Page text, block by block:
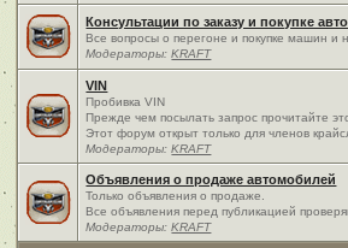
Консультации по заказу и покупке авто
Все вопросы о перегоне и покупке машин и
Модераторы:KRAFT
VIN
Пробивка VIN
Прежде чем посылать запрос прочитайте
Этот форум открыт только для членов
Модераторы:KRAFT
Объявления о продаже автомобилей
Только объявления о продаже.
Все объявления перед публикацией
Модераторы:KRAFT